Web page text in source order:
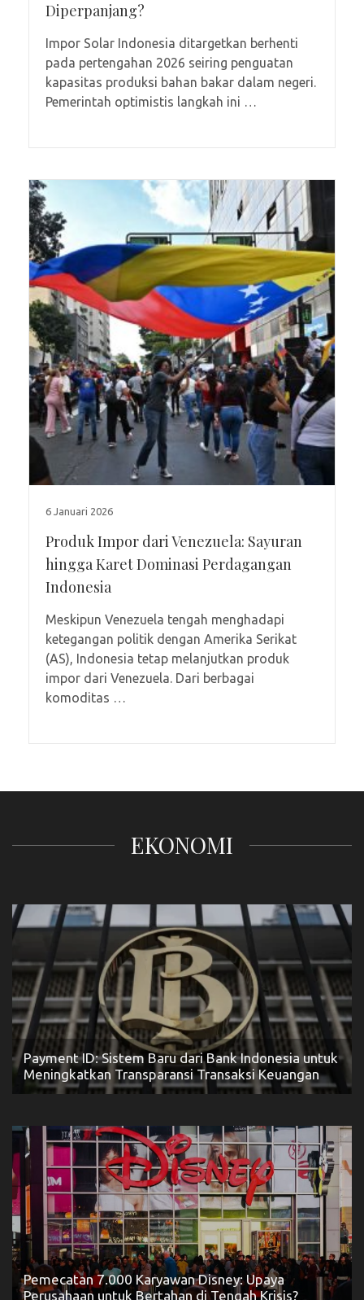
Diperpanjang?
Impor Solar Indonesia ditargetkan berhenti
pada pertengahan 2026 seiring penguatan
kapasitas produksi bahan bakar dalam negeri.
Pemerintah optimistis langkah ini …
6 Januari 2026
Produk Impor dari Venezuela: Sayuran
hingga Karet Dominasi Perdagangan
Indonesia
Meskipun Venezuela tengah menghadapi
ketegangan politik dengan Amerika Serikat
(AS), Indonesia tetap melanjutkan produk
impor dari Venezuela. Dari berbagai
komoditas …
EKONOMI
Payment ID: Sistem Baru dari Bank Indonesia untuk
Meningkatkan Transparansi Transaksi Keuangan
Pemecatan 7.000 Karyawan Disney: Upaya
Perusahaan untuk Bertahan di Tengah Krisis?